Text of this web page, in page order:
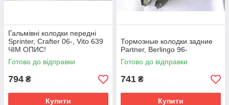
Гальмівні колодки передні
Sprinter, Crafter 06-, Vito 639
ЧІМ ОПИС!
Готово до відправки
794 ₴
Купити
Тормозные колодки задние
Partner, Berlingo 96-
Готово до відправки
741 ₴
Купити